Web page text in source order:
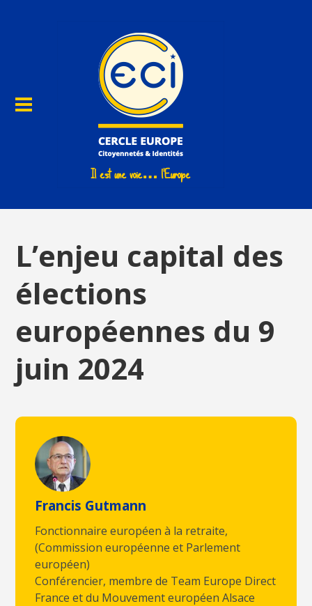
L’enjeu capital des
élections
européennes du 9
juin 2024
Francis Gutmann
Fonctionnaire européen à la retraite,
(Commission européenne et Parlement
européen)
Conférencier, membre de Team Europe Direct
France et du Mouvement européen Alsace